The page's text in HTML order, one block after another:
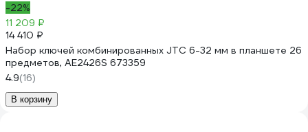
-22%
11 209 ₽
14 410 ₽
Набор ключей комбинированных JTC 6-32 мм в планшете 26
предметов, AE2426S 673359
4.9(16)
В корзину